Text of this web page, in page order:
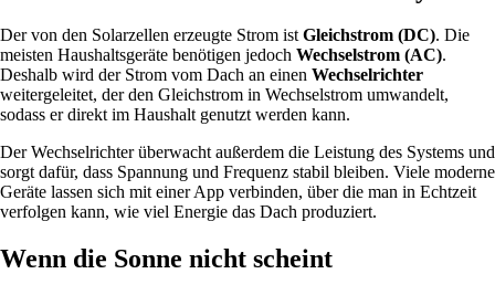
Der von den Solarzellen erzeugte Strom istGleichstrom (DC). Die
meisten Haushaltsgeräte benötigen jedoch Wechselstrom (AC).
Deshalb wird der Strom vom Dach an einen Wechselrichter
weitergeleitet, der den Gleichstrom in Wechselstrom umwandelt,
sodass er direkt im Haushalt genutzt werden kann.
Der Wechselrichter überwacht außerdem die Leistung des Systems und
sorgt dafür, dass Spannung und Frequenz stabil bleiben. Viele moderne
Geräte lassen sich mit einer App verbinden, über die man in Echtzeit
verfolgen kann, wie viel Energie das Dach produziert.
Wenn die Sonne nicht scheint